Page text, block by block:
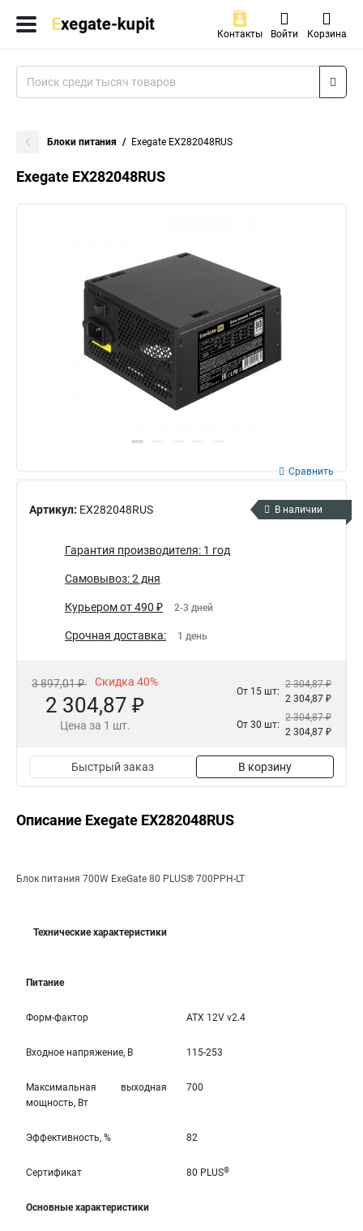
Контакты Войти Корзина
Блоки питания Exegate EX282048RUS
Exegate EX282048RUS
Артикул: EX282048RUS
Сравнить
В наличии
Гарантия производителя: 1 год
Самовывоз: 2 дня
Курьером от 490 ₽ 2-3 дней
Срочная доставка: 1 день
3 897,01 ₽ Скидка 40%
2 304,87 ₽
Цена за 1 шт.
От 15 шт:
2 304,87 ₽
2 304,87 ₽
От 30 шт:
2 304,87 ₽
2 304,87 ₽
Быстрый заказ В корзину
Описание Exegate EX282048RUS
Блок питания 700W ExeGate 80 PLUS® 700PPH-LT
Технические характеристики
Питание
Форм-фактор ATX 12V v2.4
Входное напряжение, В 115-253
Максимальная выходная
мощность, Вт
700
Эффективность, % 82
Сертификат 80 PLUS®
Основные характеристики